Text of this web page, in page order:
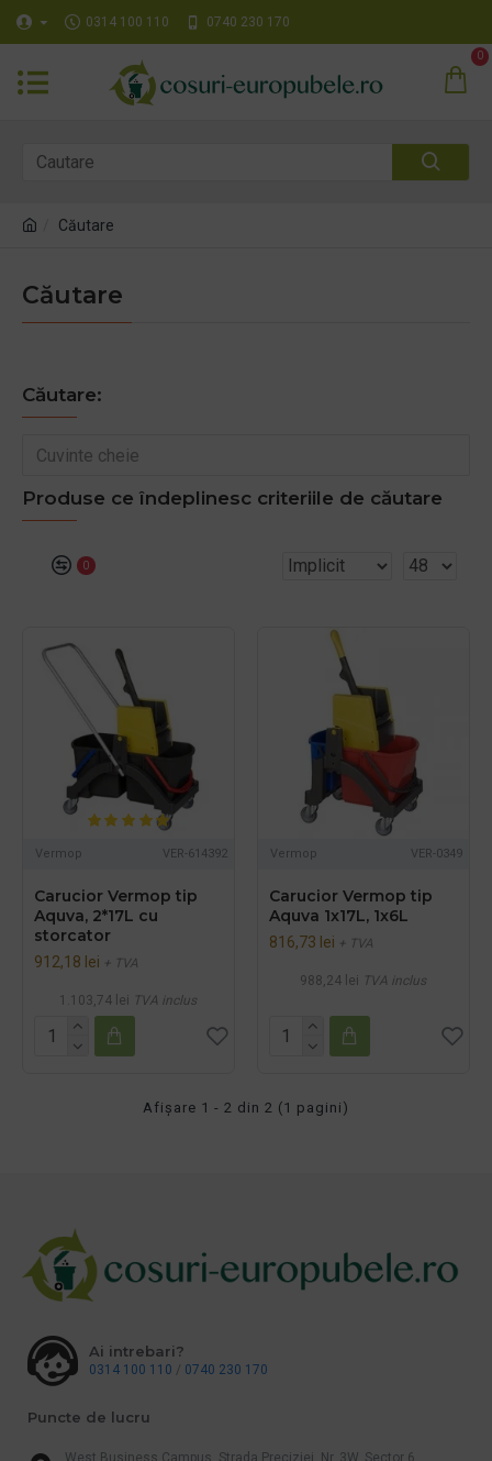
0314 100 110 0740 230 170
0
Căutare
Căutare
Căutare:
Produse ce îndeplinesc criteriile de căutare
0
Vermop VER-614392
Carucior Vermop tip
Aquva, 2*17L cu
storcator
912,18 lei + TVA
1.103,74 lei TVA inclus
Vermop VER-0349
Carucior Vermop tip
Aquva 1x17L, 1x6L
816,73 lei + TVA
988,24 lei TVA inclus
Afişare 1 - 2 din 2 (1 pagini)
Ai intrebari?
0314 100 110 / 0740 230 170
Puncte de lucru
West Business Campus, Strada Preciziei, Nr, 3W, Sector 6,